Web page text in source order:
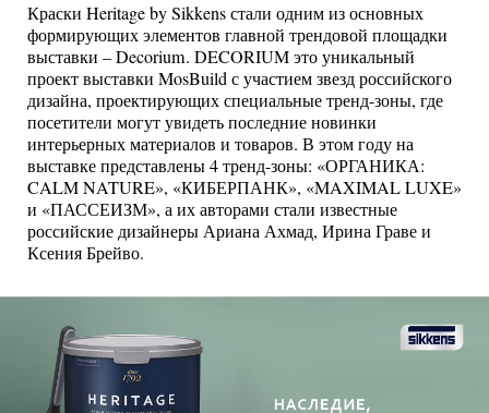
Краски Heritage by Sikkens стали одним из основных
формирующих элементов главной трендовой площадки
выставки – Decorium. DECORIUM это уникальный
проект выставки MosBuild с участием звезд российского
дизайна, проектирующих специальные тренд-зоны, где
посетители могут увидеть последние новинки
интерьерных материалов и товаров. В этом году на
выставке представлены 4 тренд-зоны: «ОРГАНИКА:
CALM NATURE», «КИБЕРПАНК», «MAXIMAL LUXE»
и «ПАССЕИЗМ», а их авторами стали известные
российские дизайнеры Ариана Ахмад, Ирина Граве и
Ксения Брейво.